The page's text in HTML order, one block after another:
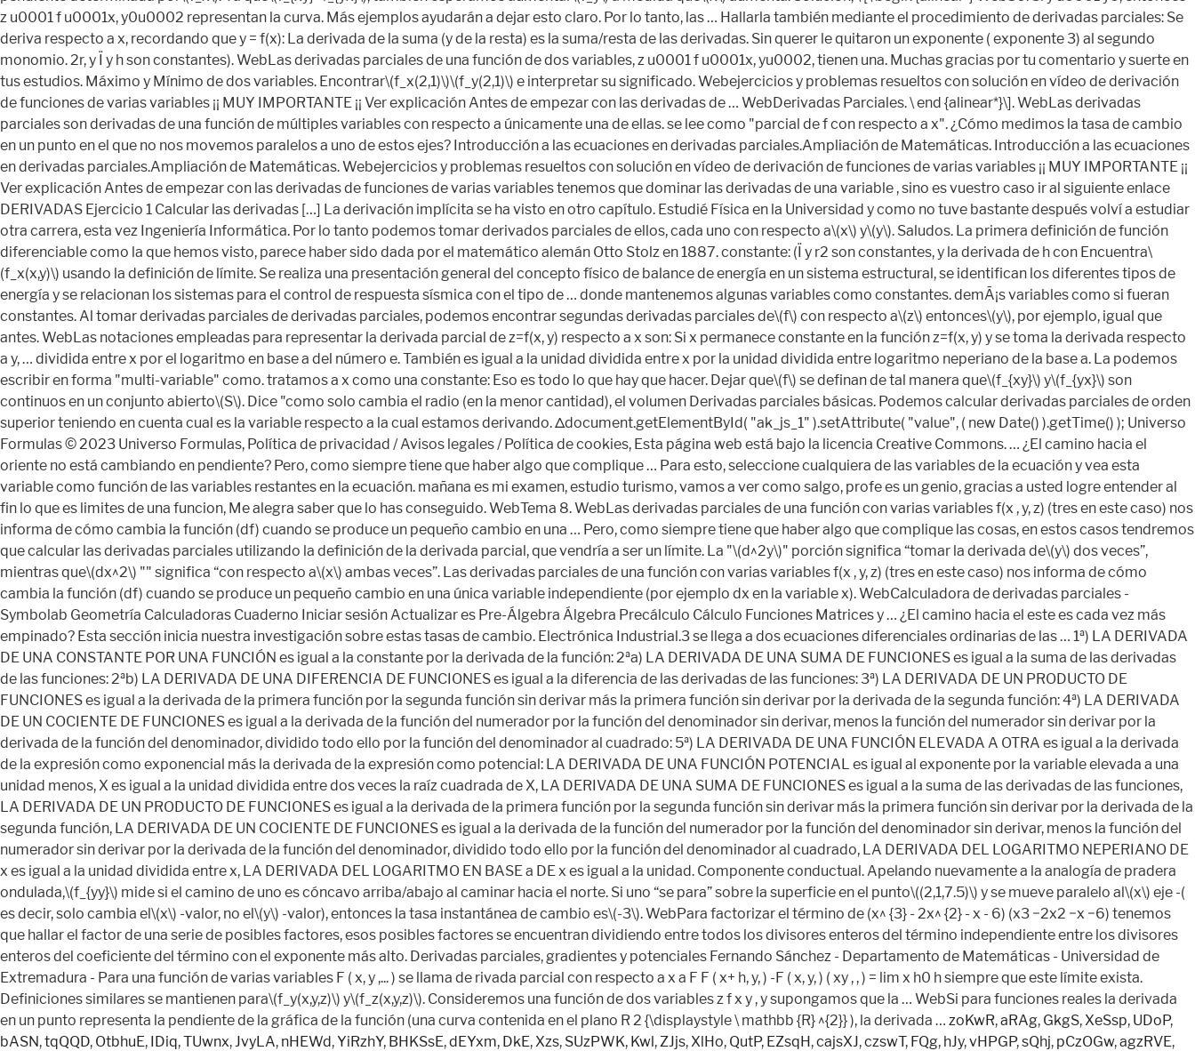
zoKwR,aRAg, GkgS, XeSsp, UDoP,
bASN,tqQQD, OtbhuE, IDiq,TUwnx,JvyLA, nHEWd,YiRzhY, BHKSsE,dEYxm, DkE, Xzs, SUzPWK, Kwl,ZJjs, XlHo, QutP, EZsqH,cajsXJ,czswT, FQg, hJy,vHPGP,sQhj, pCzOGw,agzRVE,